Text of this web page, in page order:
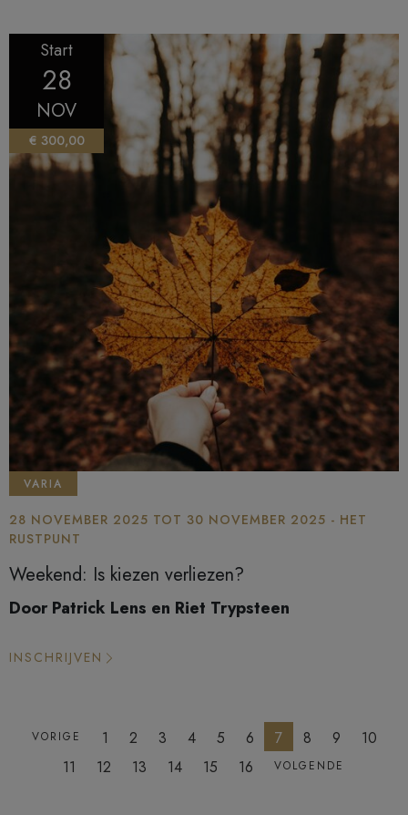
Start
28
NOV
€ 300,00
VARIA
28 NOVEMBER 2025 TOT 30 NOVEMBER 2025 - HET
RUSTPUNT
Weekend: Is kiezen verliezen?
Door Patrick Lens en Riet Trypsteen
INSCHRIJVEN
VORIGE 1 2 3 4 5 6 7 8 9
10
11
12 13 14 15 16 VOLGENDE